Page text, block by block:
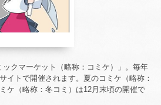
クマーケット（略称：コミケ）」。毎年
イトで開催されます。夏のコミケ（略称：
ケ（略称：冬コミ）は12月末頃の開催で